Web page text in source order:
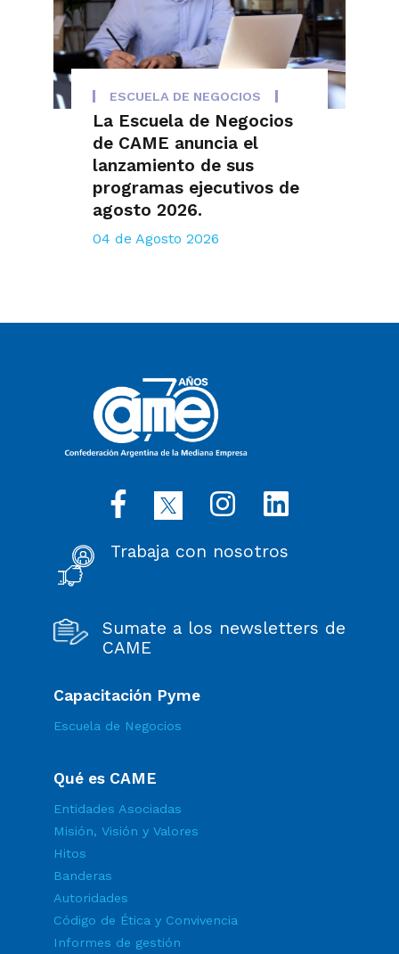
ESCUELA DE NEGOCIOS
La Escuela de Negocios
de CAME anuncia el
lanzamiento de sus
programas ejecutivos de
agosto 2026.
04 de Agosto 2026
Trabaja con nosotros
Sumate a los newsletters de
CAME
Capacitación Pyme
Escuela de Negocios
Qué es CAME
Entidades Asociadas
Misión, Visión y Valores
Hitos
Banderas
Autoridades
Código de Ética y Convivencia
Informes de gestión